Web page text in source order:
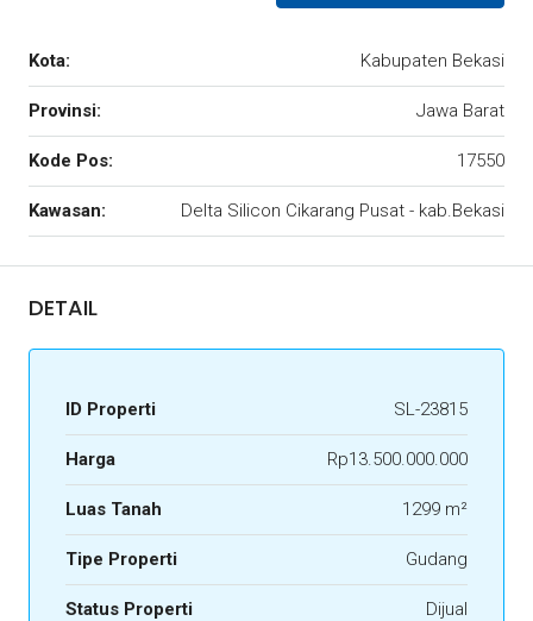
Kota: Kabupaten Bekasi
Provinsi: Jawa Barat
Kode Pos: 17550
Kawasan: Delta Silicon Cikarang Pusat - kab.Bekasi
DETAIL
ID Properti SL-23815
Harga Rp13.500.000.000
Luas Tanah 1299 m²
Tipe Properti Gudang
Status Properti Dijual